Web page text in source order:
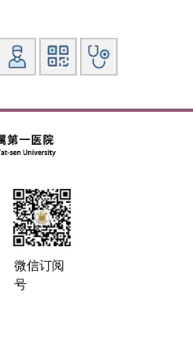
山大学附属第一医院，肾内
属第一医院，肾内科，副
微信订阅
号